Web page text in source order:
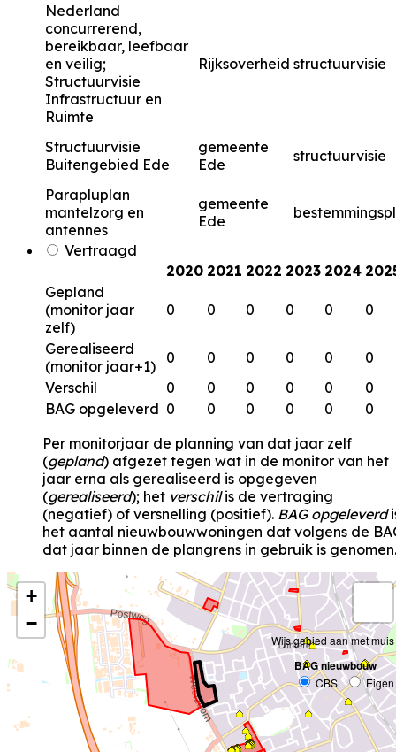
Nederland
concurrerend,
bereikbaar, leefbaar
en veilig;
Structuurvisie
Infrastructuur en
Ruimte
Rijksoverheid structuurvisie
Structuurvisie
Buitengebied Ede
gemeente
Ede
structuurvisie
Parapluplan
mantelzorg en
antennes
gemeente
Ede
Vertraagd
2020 2021 2022 2023 2024
Gepland
(monitor jaar
zelf)
0 0 0 0 0 0
Gerealiseerd
(monitor jaar+1)
0 0 0 0 0
0
Verschil
0 0 0 0 0
0
BAG opgeleverd 0 0 0 0 0
0
Per monitorjaar de planning van dat jaar zelf
(gepland) afgezet tegen wat in de monitor van het
jaar erna als gerealiseerd is opgegeven
(gerealiseerd); het verschilis de vertraging
(negatief) of versnelling (positief). BAG opgeleverd
het aantal nieuwbouwwoningen dat volgens de
dat jaar binnen de plangrens in gebruik is genomen.
+
−
Wijs gebied aan met muis
BAG nieuwbouw
CBS Eigen